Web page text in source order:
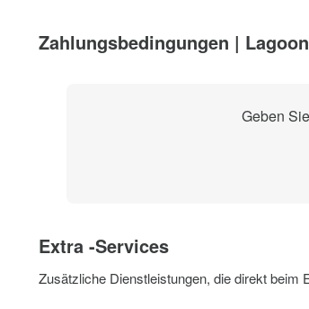
Zahlungsbedingungen |
Geben
Extra -Services
Zusätzliche Dienstleistungen, die direkt beim